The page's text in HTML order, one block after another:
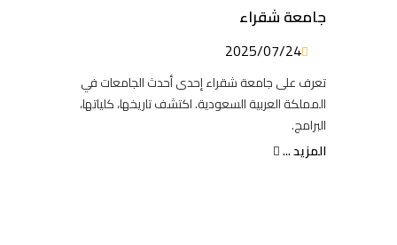
جامعة شقراء
2025/07/24
تعرف على جامعة شقراء إحدى أحدث الجامعات في
المملكة العربية السعودية. اكتشف تاريخها، كلياتها،
البرامج.
المزيد ...